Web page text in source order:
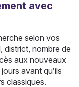
avec
selon vos
district, nombre de
aux nouveaux
avant qu’ils
classiques.